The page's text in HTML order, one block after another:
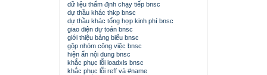
dữ liệu thẩm định chạy tiếp bnsc
dự thầu khác thkp bnsc
dự thầu khác tổng hợp kinh phí bnsc
giao diện dự toán bnsc
giới thiệu bảng biểu bnsc
gộp nhóm công việc bnsc
hiện ẩn nội dung bnsc
khắc phục lỗi loadxls bnsc
khắc phục lỗi reff và #name